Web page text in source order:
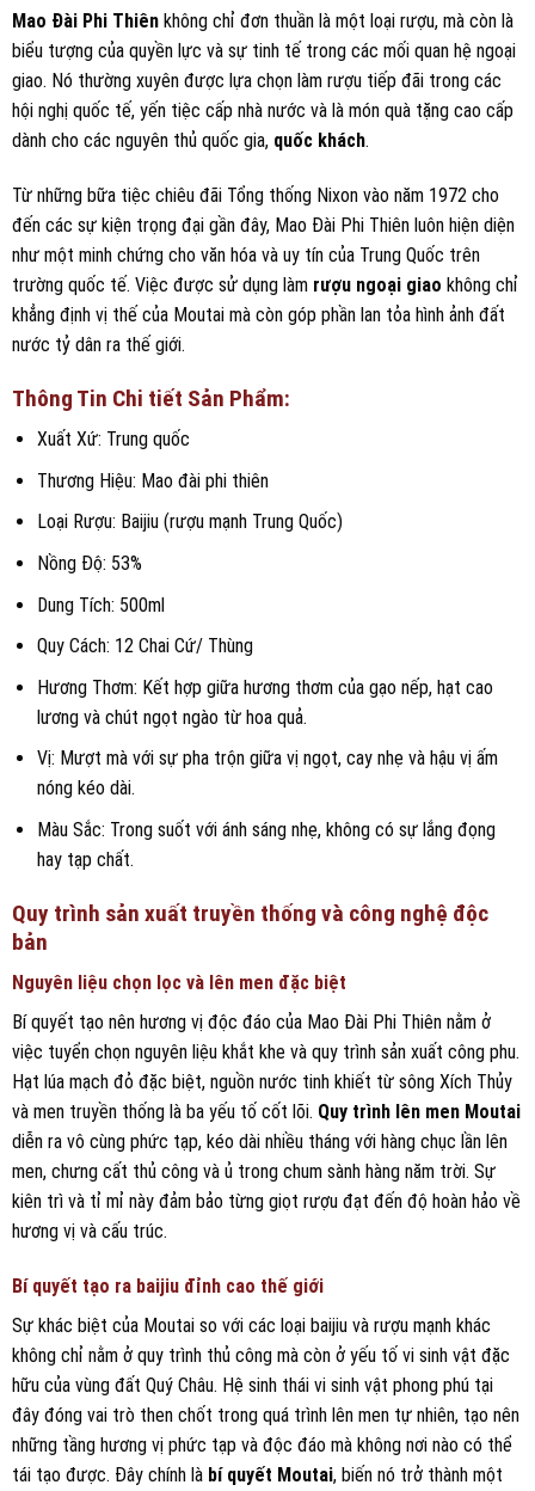
Mao Đài Phi Thiên không chỉ đơn thuần là một loại rượu, mà còn là
biểu tượng của quyền lực và sự tinh tế trong các mối quan hệ ngoại
giao. Nó thường xuyên được lựa chọn làm rượu tiếp đãi trong các
hội nghị quốc tế, yến tiệc cấp nhà nước và là món quà tặng cao cấp
dành cho các nguyên thủ quốc gia, quốc khách.
Từ những bữa tiệc chiêu đãi Tổng thống Nixon vào năm 1972 cho
đến các sự kiện trọng đại gần đây, Mao Đài Phi Thiên luôn hiện diện
như một minh chứng cho văn hóa và uy tín của Trung Quốc trên
trường quốc tế. Việc được sử dụng làm rượu ngoại giao không chỉ
khẳng định vị thế của Moutai mà còn góp phần lan tỏa hình ảnh đất
nước tỷ dân ra thế giới.
Thông Tin Chi tiết Sản Phẩm:
Xuất Xứ: Trung quốc
Thương Hiệu: Mao đài phi thiên
Loại Rượu: Baijiu (rượu mạnh Trung Quốc)
Nồng Độ: 53%
Dung Tích: 500ml
Quy Cách: 12 Chai Cứ/ Thùng
Hương Thơm: Kết hợp giữa hương thơm của gạo nếp, hạt cao
lương và chút ngọt ngào từ hoa quả.
Vị: Mượt mà với sự pha trộn giữa vị ngọt, cay nhẹ và hậu vị ấm
nóng kéo dài.
Màu Sắc: Trong suốt với ánh sáng nhẹ, không có sự lắng đọng
hay tạp chất.
Quy trình sản xuất truyền thống và công nghệ độc
bản
Nguyên liệu chọn lọc và lên men đặc biệt
Bí quyết tạo nên hương vị độc đáo của Mao Đài Phi Thiên nằm ở
việc tuyển chọn nguyên liệu khắt khe và quy trình sản xuất công phu.
Hạt lúa mạch đỏ đặc biệt, nguồn nước tinh khiết từ sông Xích Thủy
và men truyền thống là ba yếu tố cốt lõi. Quy trình lên men Moutai
diễn ra vô cùng phức tạp, kéo dài nhiều tháng với hàng chục lần lên
men, chưng cất thủ công và ủ trong chum sành hàng năm trời. Sự
kiên trì và tỉ mỉ này đảm bảo từng giọt rượu đạt đến độ hoàn hảo về
hương vị và cấu trúc.
Bí quyết tạo ra baijiu đỉnh cao thế giới
Sự khác biệt của Moutai so với các loại baijiu và rượu mạnh khác
không chỉ nằm ở quy trình thủ công mà còn ở yếu tố vi sinh vật đặc
hữu của vùng đất Quý Châu. Hệ sinh thái vi sinh vật phong phú tại
đây đóng vai trò then chốt trong quá trình lên men tự nhiên, tạo nên
những tầng hương vị phức tạp và độc đáo mà không nơi nào có thể
tái tạo được. Đây chính là bí quyết Moutai, biến nó trở thành một